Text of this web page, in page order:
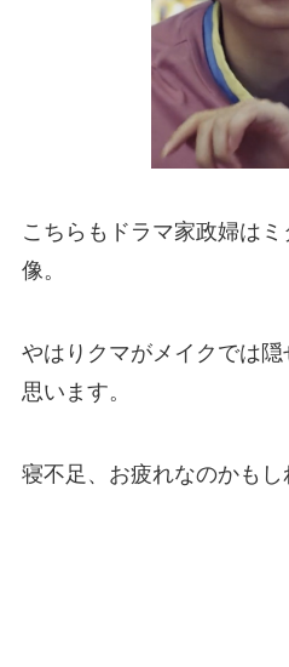
こちらもドラマ家政婦は
像。
やはりクマがメイクでは
思います。
寝不足、お疲れなのかもし